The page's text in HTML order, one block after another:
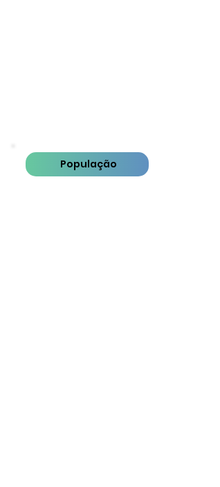
População